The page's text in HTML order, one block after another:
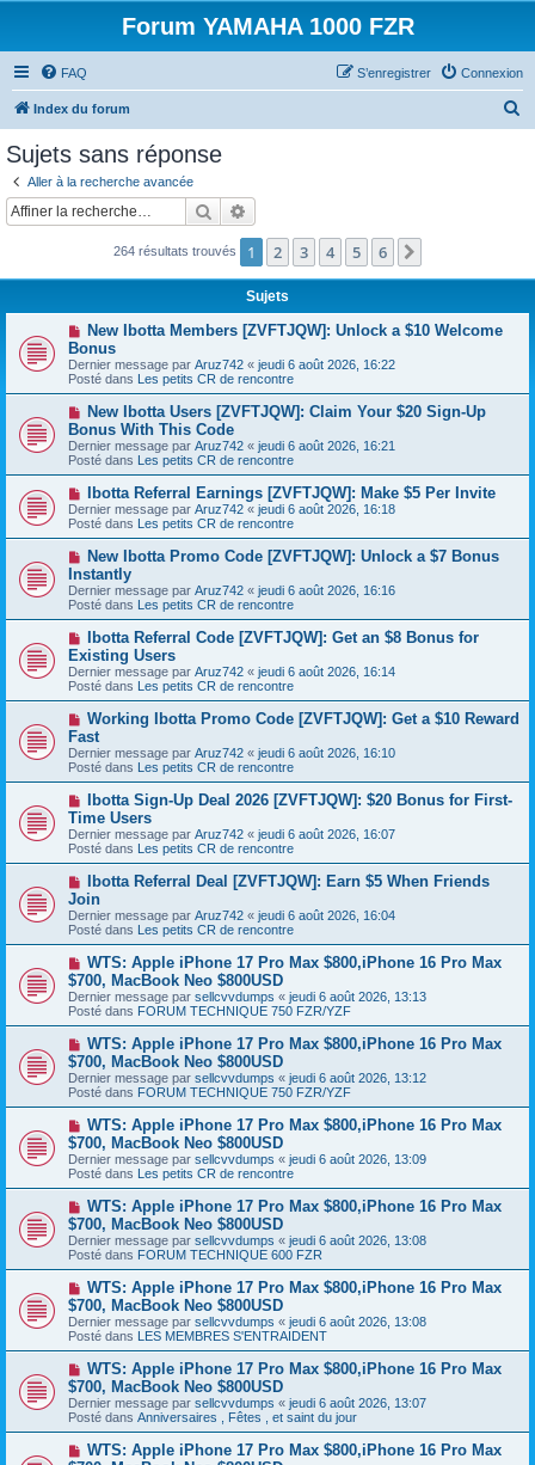
Forum YAMAHA 1000 FZR
FAQ Connexion
S’enregistrer
Index du forum
c
Sujets sans réponse
Aller à la recherche avancée
Rechercher
264 résultats trouvés 1 2 3 4 5 6
Sujets
N
u
v
e
a
m
e
s
a
g
e
New Ibotta Members [ZVFTJQW]: Unlock a $10 Welcome
Bonus
Dernier message par Aruz742 « jeudi 6 août 2026, 16:22
Posté dans Les petits CR de rencontre
N
u
v
e
a
m
e
s
s
a
g
e
New Ibotta Users [ZVFTJQW]: Claim Your $20 Sign-Up
Bonus With This Code
Dernier message par Aruz742 « jeudi 6 août 2026, 16:21
Posté dans Les petits CR de rencontre
N
o
u
v
e
a
u
m
e
s
s
a
g
e
Ibotta Referral Earnings [ZVFTJQW]: Make $5 Per Invite
Dernier message par Aruz742 « jeudi 6 août 2026, 16:18
Posté dans Les petits CR de rencontre
N
u
v
e
a
m
e
s
a
g
e
New Ibotta Promo Code [ZVFTJQW]: Unlock a $7 Bonus
Instantly
Dernier message par Aruz742 « jeudi 6 août 2026, 16:16
Posté dans Les petits CR de rencontre
N
o
u
v
e
a
u
m
e
s
a
g
e
Ibotta Referral Code [ZVFTJQW]: Get an $8 Bonus for
Existing Users
Dernier message par Aruz742 « jeudi 6 août 2026, 16:14
Posté dans Les petits CR de rencontre
N
u
v
e
a
m
e
s
a
g
e
Working Ibotta Promo Code [ZVFTJQW]: Get a $10 Reward
Fast
Dernier message par Aruz742 « jeudi 6 août 2026, 16:10
Posté dans Les petits CR de rencontre
N
u
v
e
a
m
e
s
a
g
e
Ibotta Sign-Up Deal 2026 [ZVFTJQW]: $20 Bonus for First-
Time Users
Dernier message par Aruz742 « jeudi 6 août 2026, 16:07
Posté dans Les petits CR de rencontre
N
o
u
v
e
a
u
m
e
s
a
g
e
Ibotta Referral Deal [ZVFTJQW]: Earn $5 When Friends
Join
Dernier message par Aruz742 « jeudi 6 août 2026, 16:04
Posté dans Les petits CR de rencontre
N
o
u
v
e
a
u
m
e
s
a
g
e
WTS: Apple iPhone 17 Pro Max $800,iPhone 16 Pro Max
$700, MacBook Neo $800USD
Dernier message par sellcvvdumps « jeudi 6 août 2026, 13:13
Posté dans FORUM TECHNIQUE 750 FZR/YZF
N
o
u
v
e
a
u
m
e
s
a
g
e
WTS: Apple iPhone 17 Pro Max $800,iPhone 16 Pro Max
$700, MacBook Neo $800USD
Dernier message par sellcvvdumps « jeudi 6 août 2026, 13:12
Posté dans FORUM TECHNIQUE 750 FZR/YZF
N
o
u
v
e
a
u
m
e
s
a
g
e
WTS: Apple iPhone 17 Pro Max $800,iPhone 16 Pro Max
$700, MacBook Neo $800USD
Dernier message par sellcvvdumps « jeudi 6 août 2026, 13:09
Posté dans Les petits CR de rencontre
N
o
u
v
e
a
u
m
e
s
a
g
e
WTS: Apple iPhone 17 Pro Max $800,iPhone 16 Pro Max
$700, MacBook Neo $800USD
Dernier message par sellcvvdumps « jeudi 6 août 2026, 13:08
Posté dans FORUM TECHNIQUE 600 FZR
N
o
u
v
e
a
u
m
e
s
a
g
WTS: Apple iPhone 17 Pro Max $800,iPhone 16 Pro Max
$700, MacBook Neo $800USD
Dernier message par sellcvvdumps « jeudi 6 août 2026, 13:08
Posté dans LES MEMBRES S'ENTRAIDENT
N
o
u
v
e
a
u
WTS: Apple iPhone 17 Pro Max $800,iPhone 16 Pro Max
$700, MacBook Neo $800USD
Dernier message par sellcvvdumps « jeudi 6 août 2026, 13:07
Posté dans Anniversaires , Fêtes , et saint du jour
N
o
WTS: Apple iPhone 17 Pro Max $800,iPhone 16 Pro Max